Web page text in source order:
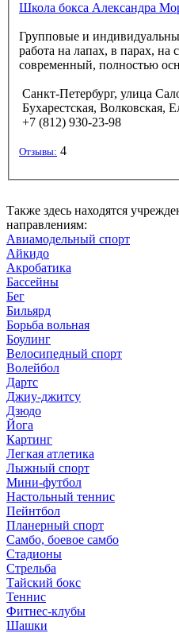
Школа бокса Александра
Групповые и
работа на лапах, в парах, на
современный, полностью
Санкт-Петербург, улица
Бухарестская, Волковская,
+7 (812) 930-23-98
Отзывы: 4
Также здесь находятся
направлениям:
Авиамодельный спорт
Айкидо
Акробатика
Бассейны
Бег
Бильярд
Борьба вольная
Боулинг
Велосипедный спорт
Волейбол
Дартс
Джиу-джитсу
Дзюдо
Йога
Картинг
Легкая атлетика
Лыжный спорт
Мини-футбол
Настольный теннис
Пейнтбол
Планерный спорт
Самбо, боевое самбо
Стадионы
Стрельба
Тайский бокс
Теннис
Фитнес-клубы
Шашки